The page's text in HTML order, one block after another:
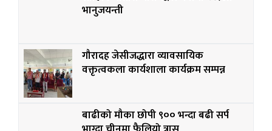
भानुजयन्ती
गौरादह जेसीजद्धारा व्यावसायिक
वक्तृत्वकला कार्यशाला कार्यक्रम सम्पन्न
बाढीको मौका छोपी ९०० भन्दा बढी सर्प